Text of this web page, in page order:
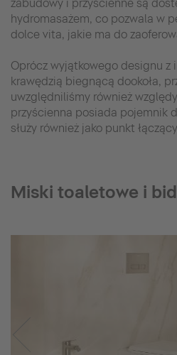
zabudowy i przyścienne są
hydromasażem, co pozwala w
dolce vita, jakie ma do
Oprócz wyjątkowego designu z
krawędzią biegnącą dookoła,
uwzględniliśmy również
przyścienna posiada pojemnik
służy również jako punkt
Miski toaletowe i